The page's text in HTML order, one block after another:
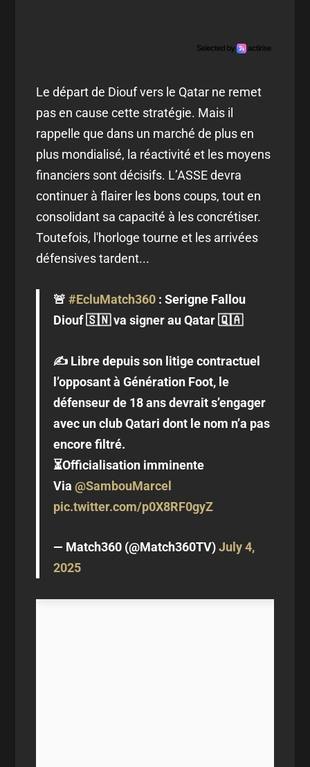
Le départ de Diouf vers le Qatar ne remet
pas en cause cette stratégie. Mais il
rappelle que dans un marché de plus en
plus mondialisé, la réactivité et les moyens
financiers sont décisifs. L’ASSE devra
continuer à flairer les bons coups, tout en
consolidant sa capacité à les concrétiser.
Toutefois, l'horloge tourne et les arrivées
défensives tardent...
🚨#EcluMatch360 : Serigne Fallou
Diouf 🇸🇳 va signer au Qatar 🇶🇦
✍️ Libre depuis son litige contractuel
l’opposant à Génération Foot, le
défenseur de 18 ans devrait s’engager
avec un club Qatari dont le nom n’a pas
encore filtré.
⏳Officialisation imminente
Via@SambouMarcel
pic.twitter.com/p0X8RF0gyZ
— Match360 (@Match360TV)July 4,
2025